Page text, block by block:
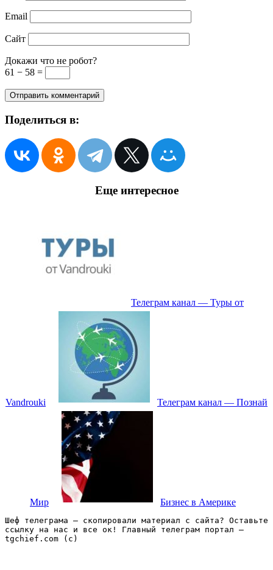
Email
Сайт
Докажи что не робот?
61 − 58 =
Поделиться в:
Еще интересное
Телеграм канал — Туры от
Vandrouki Телеграм канал — Познай
Мир Бизнес в Америке
Шеф телеграма – скопировали материал с сайта? Оставьте
ссылку на нас и все ок! Главный телеграм портал –